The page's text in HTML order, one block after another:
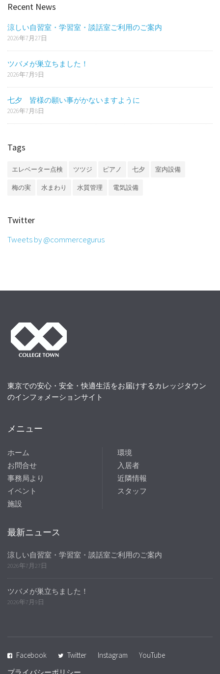
Recent News
涼しい自習室・学習室・談話室ご利用のご案内
2026年7月27日
ツバメが巣立ちました！
2026年7月9日
七夕 皆様の願い事がかないますように
2026年7月8日
Tags
エレベーター点検 ツツジ ピアノ 七夕 室内設備
梅の実 水まわり 水質管理 電気設備
Twitter
Tweets by @commercegurus
東京での安心・安全・快適生活をお届けするカレッジタウン
のインフォメーションサイト
メニュー
ホーム
お問合せ
事務局より
イベント
施設
環境
入居者
近隣情報
スタッフ
最新ニュース
涼しい自習室・学習室・談話室ご利用のご案内
2026年7月27日
ツバメが巣立ちました！
2026年7月9日
Facebook Twitter Instagram
YouTube